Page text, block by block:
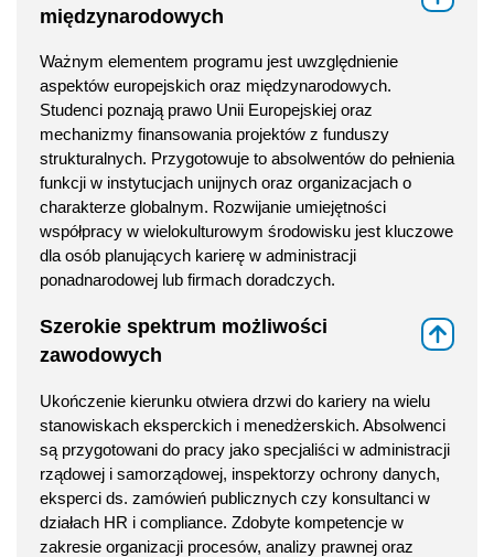
międzynarodowych
Ważnym elementem programu jest uwzględnienie
aspektów europejskich oraz międzynarodowych.
Studenci poznają prawo Unii Europejskiej oraz
mechanizmy finansowania projektów z funduszy
strukturalnych. Przygotowuje to absolwentów do pełnienia
funkcji w instytucjach unijnych oraz organizacjach o
charakterze globalnym. Rozwijanie umiejętności
współpracy w wielokulturowym środowisku jest kluczowe
dla osób planujących karierę w administracji
ponadnarodowej lub firmach doradczych.
Szerokie spektrum możliwości
zawodowych
Ukończenie kierunku otwiera drzwi do kariery na wielu
stanowiskach eksperckich i menedżerskich. Absolwenci
są przygotowani do pracy jako specjaliści w administracji
rządowej i samorządowej, inspektorzy ochrony danych,
eksperci ds. zamówień publicznych czy konsultanci w
działach HR i compliance. Zdobyte kompetencje w
zakresie organizacji procesów, analizy prawnej oraz